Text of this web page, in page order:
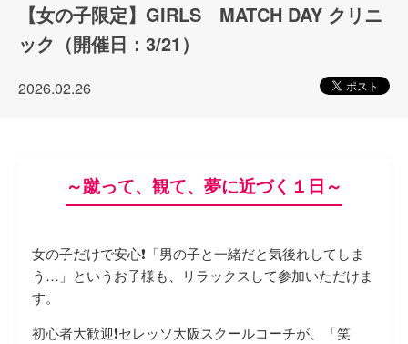
【女の子限定】GIRLS MATCH DAY クリニ
ック（開催日：3/21）
2026.02.26
～蹴って、観て、夢に近づく１日～
女の子だけで安心❗️「男の子と一緒だと気後れしてしま
う…」というお子様も、リラックスして参加いただけま
す。
初心者大歓迎❗️セレッソ大阪スクールコーチが、「笑